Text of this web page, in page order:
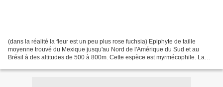
(dans la réalité la fleur est un peu plus rose fuchsia) Epiphyte de taille
moyenne trouvé du Mexique jusqu'au Nord de l'Amérique du Sud et au
Brésil à des altitudes de 500 à 800m. Cette espèce est myrmécophile. La